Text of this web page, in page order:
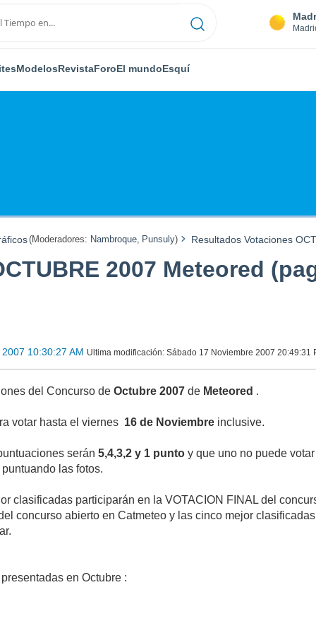
ModelosRevistaForoEl mundoEsquí
(Moderadores: Nambroque, Punsuly) Resultados Votaciones
2007 Meteored
10:30:27 AM Ultima modificación: Sábado 17 Noviembre 2007 20:49:31
del Concurso deOctubre 2007 de Meteored .
votar hasta el viernes 16 de Noviembre inclusive.
serán5,4,3,2 y 1 puntoy que uno no puede
las fotos.
clasificadas participarán en la VOTACION FINAL del
concurso abierto en Catmeteo y las cinco mejor
en Octubre :